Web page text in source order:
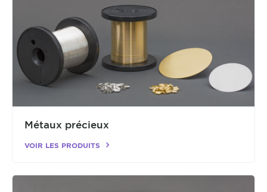
Métaux précieux
VOIR LES PRODUITS